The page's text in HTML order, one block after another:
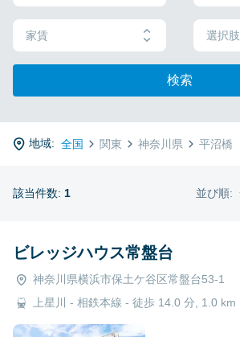
家賃 選択肢
検索
地域: 全国 関東 神奈川県 平沼橋
該当件数: 1 並び順:
ビレッジハウス常盤台
神奈川県横浜市保土ケ谷区常盤台53-1
上星川 - 相鉄本線 - 徒歩 14.0 分, 1.0 km